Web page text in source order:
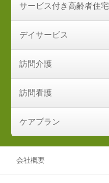
サービス付き高齢者住宅
デイサービス
訪問介護
訪問看護
ケアプラン
会社概要